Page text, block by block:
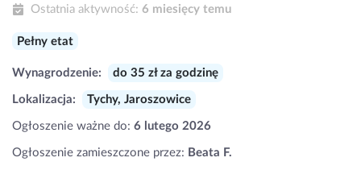
Ostatnia aktywność: 6 miesięcy temu
Pełny etat
Wynagrodzenie: do 35 zł za godzinę
Lokalizacja: Tychy, Jaroszowice
Ogłoszenie ważne do: 6 lutego 2026
Ogłoszenie zamieszczone przez: Beata F.